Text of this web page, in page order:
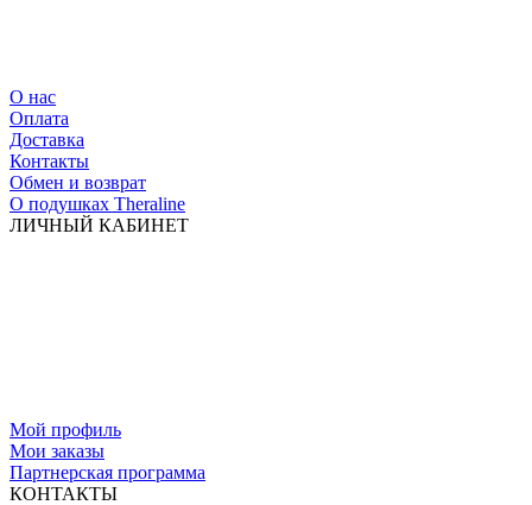
О нас
Оплата
Доставка
Контакты
Обмен и возврат
О подушках Theraline
ЛИЧНЫЙ КАБИНЕТ
Мой профиль
Мои заказы
Партнерская программа
КОНТАКТЫ